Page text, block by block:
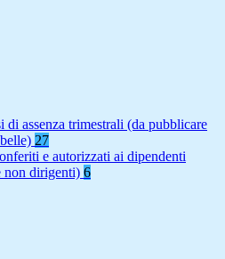
di assenza trimestrali (da pubblicare
27
e autorizzati ai dipendenti
non dirigenti) 6